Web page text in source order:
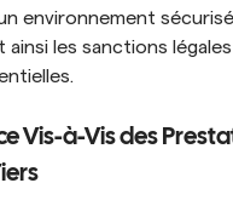
environnement
ainsi les sanctions
Vis-à-Vis des